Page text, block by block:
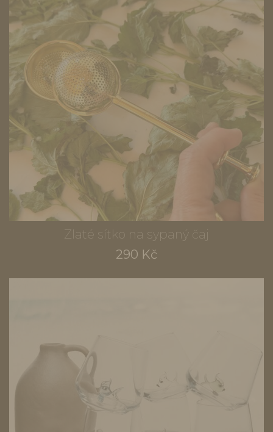
Zlaté sítko na sypaný čaj
290 Kč